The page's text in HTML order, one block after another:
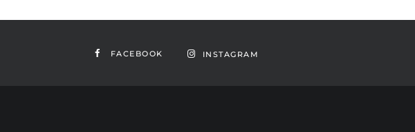
FACEBOOK INSTAGRAM